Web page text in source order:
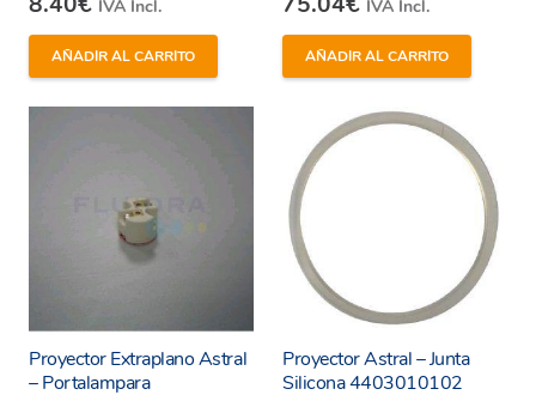
IVA Incl.
AÑADIR AL CARRITO
IVA Incl.
AÑADIR AL CARRITO
Proyector Extraplano Astral
– Portalampara
Proyector Astral – Junta
Silicona 4403010102